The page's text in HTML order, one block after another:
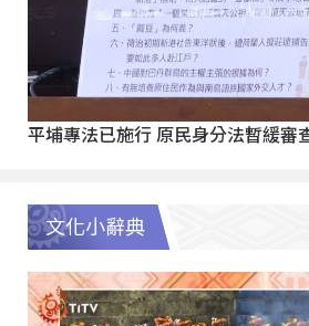
平埔專法已施行 原民身分法暫緩審
文化小辭典